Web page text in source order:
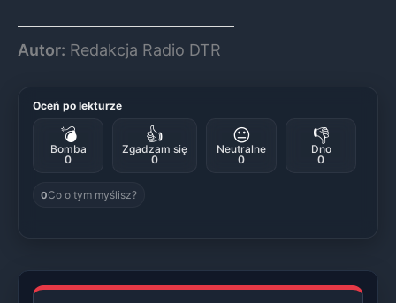
Autor: Redakcja Radio DTR
Oceń po lekturze
💣
Bomba
0
👍
Zgadzam się
0
😐
Neutralne
0
👎
Dno
0
0Co o tym myślisz?